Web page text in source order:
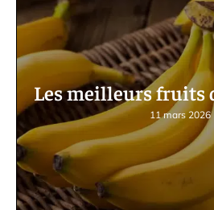
Les meilleurs fruits
11 mars 2026